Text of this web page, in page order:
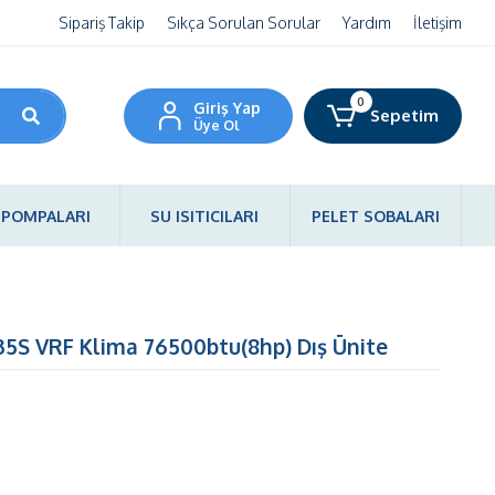
Sipariş Takip Sıkça Sorulan Sorular Yardım İletişim
Giriş Yap
Üye Ol
0
Sepetim
SU ISITICILARI PELET SOBALARI
VRF Klima 76500btu(8hp) Dış Ünite